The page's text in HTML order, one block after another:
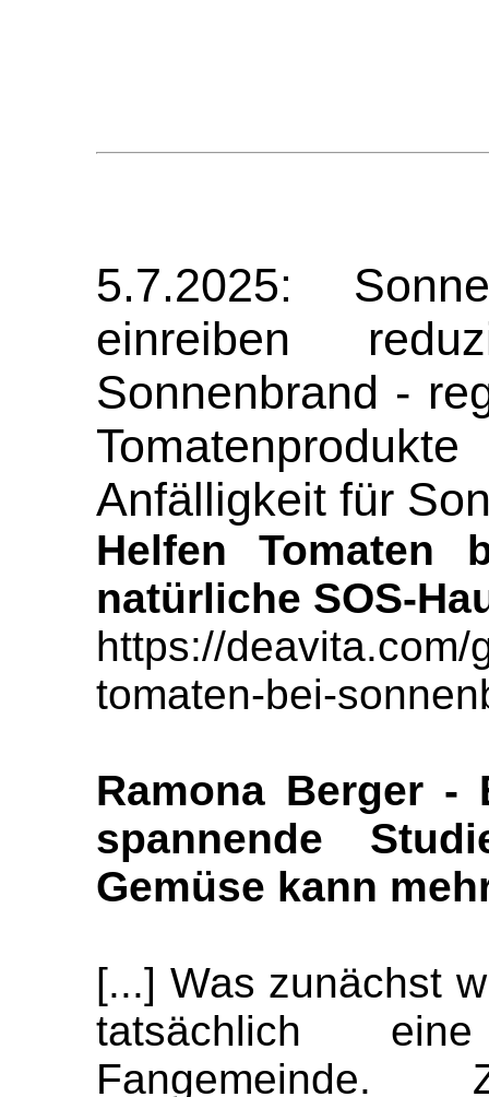
5.7.2025:
einreiben
Sonnenbrand -
Anfälligkeit für
Helfen Tomaten
natürliche SOS-
https://
tomaten-bei-
Ramona Berger -
spannende
Gemüse kann
[...] Was zunächst
tatsächlich
Fangemeinde.